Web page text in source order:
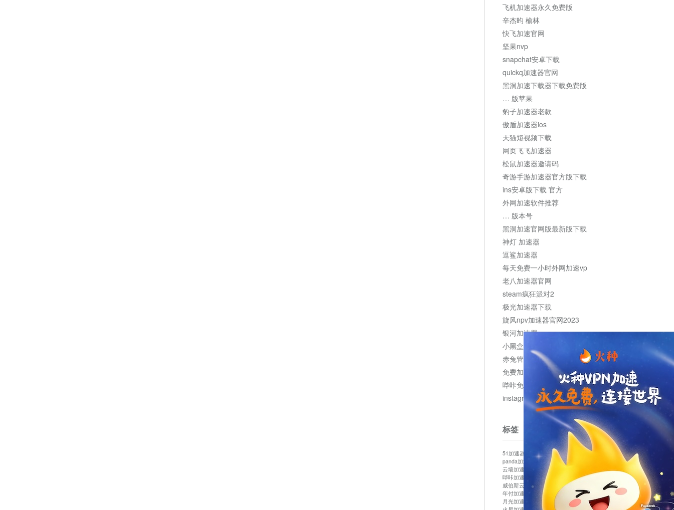
飞机加速器永久免费版
辛杰昀 榆林
快飞加速官网
坚果nvp
snapchat安卓下载
quickq加速器官网
黑洞加速下载器下载免费版
… 版苹果
豹子加速器老款
傲盾加速器ios
天猫短视频下载
网页飞飞加速器
松鼠加速器邀请码
奇游手游加速器官方版下载
ins安卓版下载 官方
外网加速软件推荐
… 版本号
黑洞加速官网版最新版下载
神灯 加速器
逗鲨加速器
每天免费一小时外网加速vp
老八加速器官网
steam疯狂派对2
极光加速器下载
旋风npv加速器官网2023
银河加速器
小黑盒加速器加速
赤兔管理平台
免费加速器
哔咔免费加速服务器
instagram网页版登录入口
标签
51加速器 bitznet hidecat i7加速器
kuai500
panda加速器
snap加速器 vp加速器
中信加速器
云墙加速器
云速加速器
哔咔加速器
哔咔哔咔加速器 喵云 回锅肉加速器
威伯斯云
小明加速器 小蓝鸟加速器
布谷vp加速器
年付加速器
心阶云 快连 怎么上外网
易飞加速器
月光加速器
机场加速器 松果云 梯子加速器